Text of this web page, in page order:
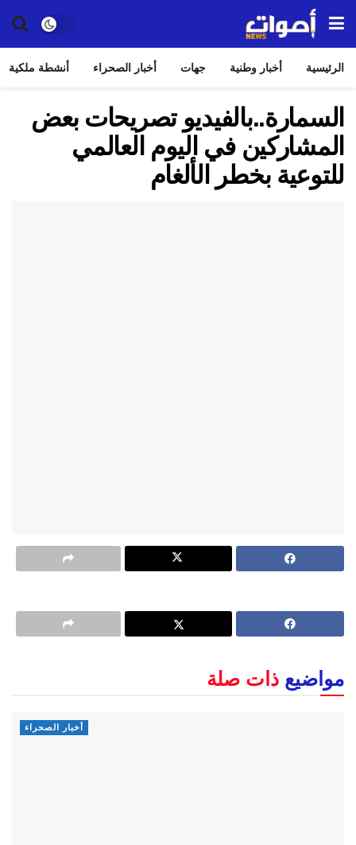
الرئيسية أخبار وطنية جهات أخبار الصحراء أنشطة ملكية
السمارة..بالفيديو تصريحات بعض
المشاركين في اليوم العالمي
للتوعية بخطر الألغام
مواضيع ذات صلة
أخبار الصحراء